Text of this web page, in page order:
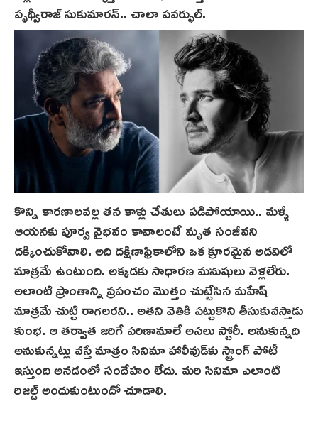
పృథ్వీరాజ్ సుకుమారన్‌.. చాలా పవర్ఫుల్.
కొన్ని కారణాలవల్ల తన కాళ్లు చేతులు పడిపోయాయి.. మళ్ళీ
ఆయనకు పూర్వ వైభవం కావాలంటే మృత సంజీవని
దక్కించుకోవాలి. అది దక్షిణాఫ్రికాలోని ఒక క్రూరమైన అడవిలో
మాత్రమే ఉంటుంది. అక్కడకు సాధారణ మనుషులు వెళ్లలేరు.
అలాంటి ప్రాంతాన్ని ప్రపంచం మొత్తం చుట్టేసిన మహేష్
మాత్రమే చుట్టి రాగలరని.. అతని వెతికి పట్టుకొని తీసుకువస్తాడు
కుంభ. ఆ తర్వాత జరిగే పరిణామాలే అసలు స్టోరీ. అనుకున్నది
అనుకున్నట్లు వస్తే మాత్రం సినిమా హాలీవుడ్‌కు స్ట్రాంగ్ పోటీ
ఇస్తుంది అనడంలో సందేహం లేదు. మరి సినిమా ఎలాంటి
రిజల్ట్ అందుకుంటుందో చూడాలి.